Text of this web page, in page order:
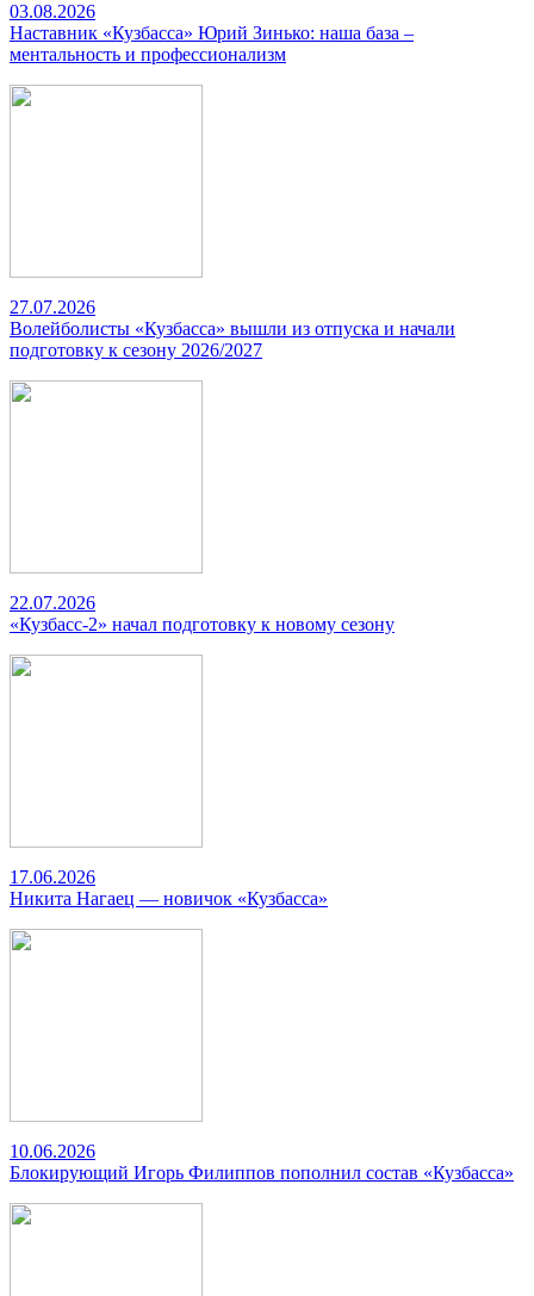
03.08.2026
Наставник «Кузбасса» Юрий Зинько: наша база –
ментальность и профессионализм
27.07.2026
Волейболисты «Кузбасса» вышли из отпуска и начали
подготовку к сезону 2026/2027
22.07.2026
«Кузбасс-2» начал подготовку к новому сезону
17.06.2026
Никита Нагаец — новичок «Кузбасса»
10.06.2026
Блокирующий Игорь Филиппов пополнил состав «Кузбасса»